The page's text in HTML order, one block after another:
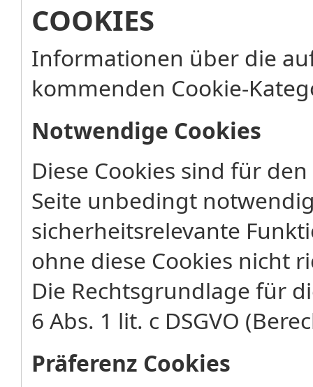
COOKIES
Informationen über die
kommenden Cookie-
Notwendige Cookies
Diese Cookies sind für
Seite unbedingt
sicherheitsrelevante
ohne diese Cookies nicht
Die Rechtsgrundlage für
6 Abs. 1 lit. c DSGVO
Präferenz Cookies